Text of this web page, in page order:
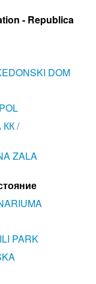
- Republica
DOM
/
ZALA
PARK